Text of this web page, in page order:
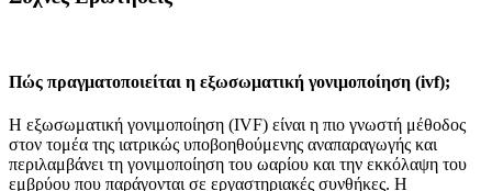
πώς πραγματοποιείται η εξωσωματική γονιμοποίηση (ivf);
Η εξωσωματική γονιμοποίηση (IVF) είναι η πιο γνωστή μέθοδος
στον τομέα της ιατρικώς υποβοηθούμενης αναπαραγωγής και
περιλαμβάνει τη γονιμοποίηση του ωαρίου και την εκκόλαψη του
εμβρύου που παράγονται σε εργαστηριακές συνθήκες. Η